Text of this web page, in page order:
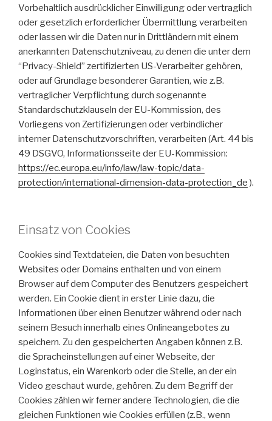
Vorbehaltlich ausdrücklicher Einwilligung oder vertraglich
oder gesetzlich erforderlicher Übermittlung verarbeiten
oder lassen wir die Daten nur in Drittländern mit einem
anerkannten Datenschutzniveau, zu denen die unter dem
“Privacy-Shield” zertifizierten US-Verarbeiter gehören,
oder auf Grundlage besonderer Garantien, wie z.B.
vertraglicher Verpflichtung durch sogenannte
Standardschutzklauseln der EU-Kommission, des
Vorliegens von Zertifizierungen oder verbindlicher
interner Datenschutzvorschriften, verarbeiten (Art. 44 bis
49 DSGVO, Informationsseite der EU-Kommission:
https://ec.europa.eu/info/law/law-topic/data-
protection/international-dimension-data-protection_de ).
Einsatz von Cookies
Cookies sind Textdateien, die Daten von besuchten
Websites oder Domains enthalten und von einem
Browser auf dem Computer des Benutzers gespeichert
werden. Ein Cookie dient in erster Linie dazu, die
Informationen über einen Benutzer während oder nach
seinem Besuch innerhalb eines Onlineangebotes zu
speichern. Zu den gespeicherten Angaben können z.B.
die Spracheinstellungen auf einer Webseite, der
Loginstatus, ein Warenkorb oder die Stelle, an der ein
Video geschaut wurde, gehören. Zu dem Begriff der
Cookies zählen wir ferner andere Technologien, die die
gleichen Funktionen wie Cookies erfüllen (z.B., wenn